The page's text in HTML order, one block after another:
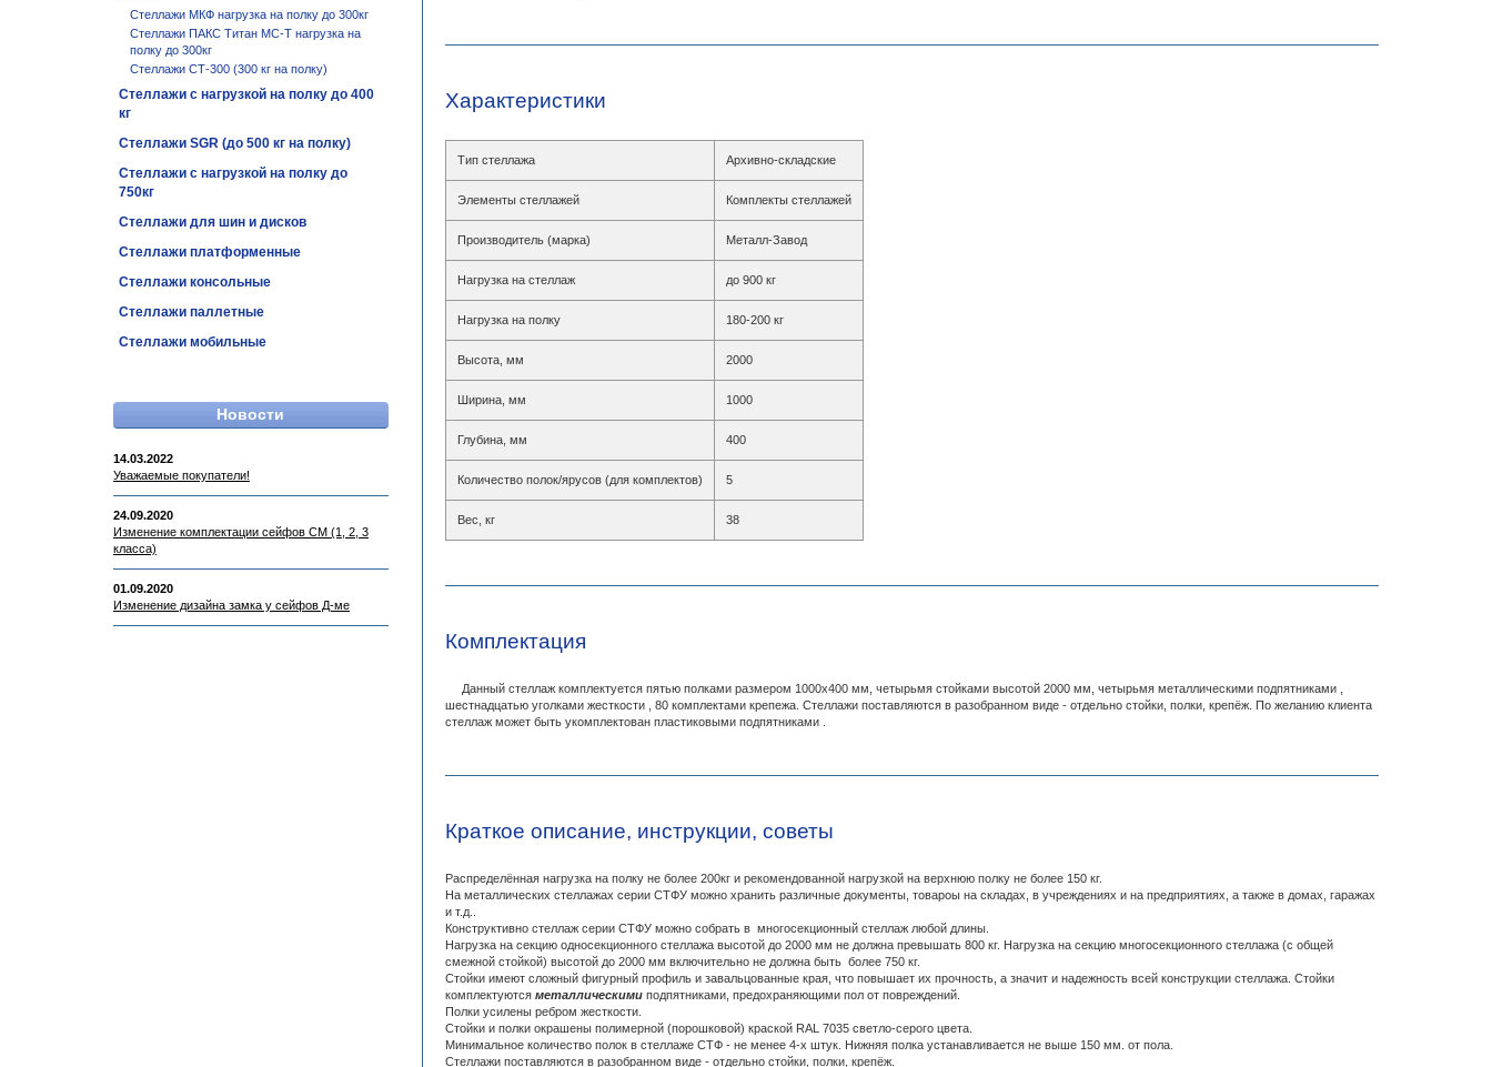
Стеллажи МКФ нагрузка на полку до 300кг
Стеллажи ПАКС Титан МС-Т нагрузка на
полку до 300кг
Стеллажи СТ-300 (300 кг на полку)
Стеллажи с нагрузкой на полку до 400
кг
Стеллажи SGR (до 500 кг на полку)
Стеллажи с нагрузкой на полку до
750кг
Стеллажи для шин и дисков
Стеллажи платформенные
Стеллажи консольные
Стеллажи паллетные
Стеллажи мобильные
Новости
14.03.2022
Уважаемые покупатели!
24.09.2020
Изменение комплектации сейфов СМ (1, 2, 3
класса)
01.09.2020
Изменение дизайна замка у сейфов Д-ме
Характеристики
Тип стеллажа Архивно-складские
Элементы стеллажей Комплекты стеллажей
Производитель (марка) Металл-Завод
Нагрузка на стеллаж до 900 кг
Нагрузка на полку 180-200 кг
Высота, мм 2000
Ширина, мм 1000
Глубина, мм 400
Количество полок/ярусов (для комплектов) 5
Вес, кг 38
Комплектация
Данный стеллаж комплектуется пятью полками размером 1000х400 мм, четырьмя стойками высотой 2000 мм, четырьмя металлическими подпятниками ,
шестнадцатью уголками жесткости , 80 комплектами крепежа. Стеллажи поставляются в разобранном виде - отдельно стойки, полки, крепёж. По желанию клиента
стеллаж может быть укомплектован пластиковыми подпятниками .
Краткое описание, инструкции, советы
Распределённая нагрузка на полку не более 200кг и рекомендованной нагрузкой на верхнюю полку не более 150 кг.
На металлических стеллажах серии СТФУ можно хранить различные документы, товароы на складах, в учреждениях и на предприятиях, а также в домах, гаражах
и т.д..
Конструктивно стеллаж серии СТФУ можно собрать в многосекционный стеллаж любой длины.
Нагрузка на секцию односекционного стеллажа высотой до 2000 мм не должна превышать 800 кг. Нагрузка на секцию многосекционного стеллажа (с общей
смежной стойкой) высотой до 2000 мм включительно не должна быть более 750 кг.
Стойки имеют сложный фигурный профиль и завальцованные края, что повышает их прочность, а значит и надежность всей конструкции стеллажа. Стойки
комплектуются металлическимиподпятниками, предохраняющими пол от повреждений.
Полки усилены ребром жесткости.
Стойки и полки окрашены полимерной (порошковой) краской RAL 7035 светло-серого цвета.
Минимальное количество полок в стеллаже СТФ - не менее 4-х штук. Нижняя полка устанавливается не выше 150 мм. от пола.
Стеллажи поставляются в разобранном виде - отдельно стойки, полки, крепёж.